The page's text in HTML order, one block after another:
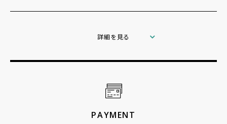
詳細を見る
PAYMENT